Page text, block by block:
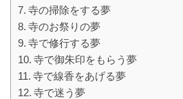
寺の掃除をする夢
寺のお祭りの夢
寺で修行する夢
寺で御朱印をもらう夢
寺で線香をあげる夢
寺で迷う夢